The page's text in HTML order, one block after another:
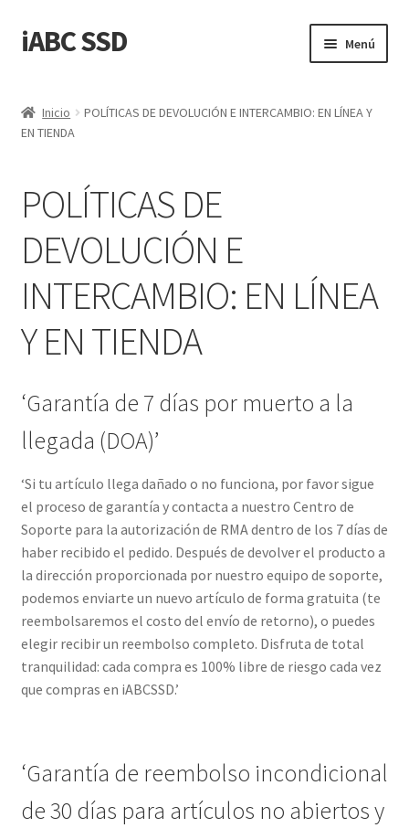
Ir
a
navegación
Ir
al
iABC SSD Menú
‘Acerca de iABC SSD INC’
‘Estado de Envío y Entrega’
‘Política de Reembolso y Devoluciones’
Blog
Carrito
Contáctenos
Homepage
Mi cuenta
Política de Privacidad
POLÍTICAS DE DEVOLUCIÓN E INTERCAMBIO: EN LÍNEA Y
EN TIENDA
Términos de Uso
Inicio
POLÍTICAS DE DEVOLUCIÓN E INTERCAMBIO: EN LÍNEA Y
EN TIENDA
POLÍTICAS DE
DEVOLUCIÓN E
INTERCAMBIO: EN LÍNEA
Y EN TIENDA
‘Garantía de 7 días por muerto a la
llegada (DOA)’
‘Si tu artículo llega dañado o no funciona, por favor sigue
el proceso de garantía y contacta a nuestro Centro de
Soporte para la autorización de RMA dentro de los 7 días de
haber recibido el pedido. Después de devolver el producto a
la dirección proporcionada por nuestro equipo de soporte,
podemos enviarte un nuevo artículo de forma gratuita (te
reembolsaremos el costo del envío de retorno), o puedes
elegir recibir un reembolso completo. Disfruta de total
tranquilidad: cada compra es 100% libre de riesgo cada vez
que compras en iABCSSD.’
‘Garantía de reembolso incondicional
de 30 días para artículos no abiertos y